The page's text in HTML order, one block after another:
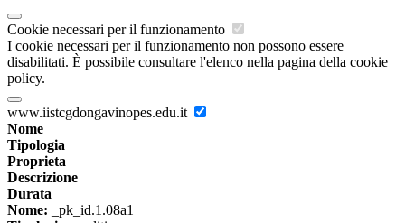
Cookie necessari per il funzionamento
I cookie necessari per il funzionamento non possono essere
disabilitati. È possibile consultare l'elenco nella pagina della cookie
policy.
www.iistcgdongavinopes.edu.it
Nome
Tipologia
Proprieta
Descrizione
Durata
Nome: _pk_id.1.08a1